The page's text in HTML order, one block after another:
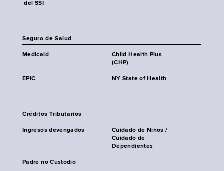
del SSI
Seguro de Salud
Medicaid
Child Health Plus
(CHP)
EPIC NY State of Health
Créditos Tributarios
Ingresos devengados
Cuidado de Niños /
Cuidado de
Dependientes
Padre no Custodio